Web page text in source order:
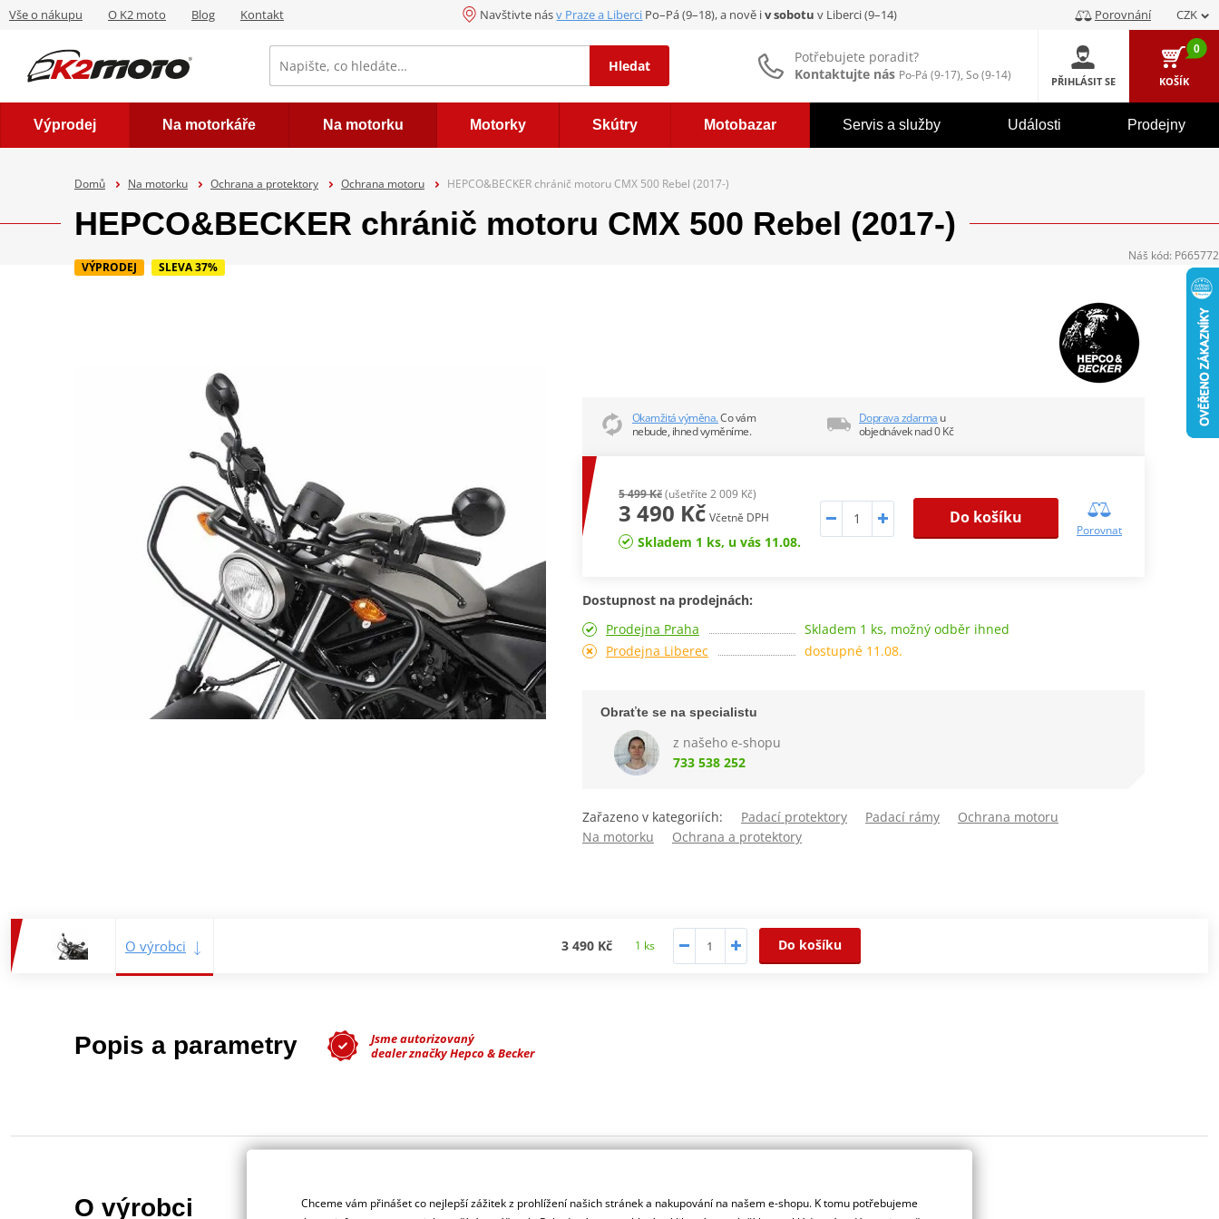
Vše o nákupu O K2 moto Blog Kontakt Navštivte násv Praze a Liberci Po–Pá (9–18), a nově iv sobotu v Liberci (9–14) Porovnání CZK
Hledat
Potřebujete poradit?
Kontaktujte nás Po-Pá (9-17), So (9-14) PŘIHLÁSIT SE
0
KOŠÍK
Výprodej Na motorkáře Na motorku Motorky Skútry Motobazar Servis a služby Události Prodejny
Domů Na motorku Ochrana a protektory Ochrana motoru HEPCO&BECKER chránič motoru CMX 500 Rebel (2017-)
HEPCO&BECKER chránič motoru CMX 500 Rebel (2017-)
VÝPRODEJ SLEVA 37%
Okamžitá výměna.Co vám
nebude, ihned vyměníme.
Doprava zdarma u
objednávek nad 0 Kč
5 499 Kč(ušetříte 2 009 Kč)
3 490 Kč Včetně DPH
Skladem 1 ks, u vás 11.08.
Do košíku
Porovnat
Dostupnost na prodejnách:
Prodejna Praha
Skladem 1 ks, možný odběr ihned
Prodejna Liberec
dostupné 11.08.
Obraťte se na specialistu
z našeho e-shopu
733 538 252
Zařazeno v kategoriích: Padací protektory Padací rámy
Ochrana motoru
Na motorku
Ochrana a protektory
O výrobci 3 490 Kč 1 ks Do košíku
Popis a parametry
Jsme autorizovaný
dealer značky Hepco & Becker
O výrobci
Náš kód: P665772
Chceme vám přinášet co nejlepší zážitek z prohlížení našich stránek a nakupování na našem e-shopu. K tomu potřebujeme